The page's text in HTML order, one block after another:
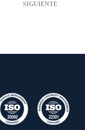
SIGUIENTE